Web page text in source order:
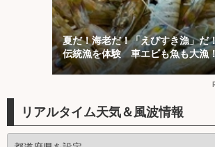
夏だ！海老だ！「えびすき漁」だ
伝統漁を体験 車エビも魚も大漁
岡】
リアルタイム天気＆風波情報